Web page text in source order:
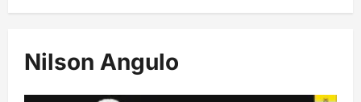
Nilson Angulo